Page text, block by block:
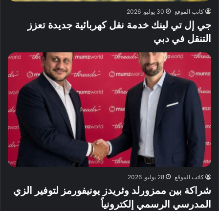
كاتب الموقع 30 يوليو, 2026
جي إل تي لينك خدمة نقل كهربائية جديدة تعزز
التنقل في دبي
كاتب الموقع 28 يوليو, 2026
شراكة بين ممزورلد وثريدز يونيفورمز لتوفير الزي
المدرسي الرسمي إلكترونياً